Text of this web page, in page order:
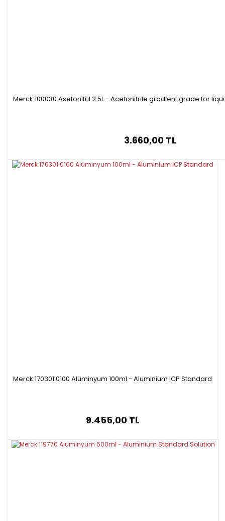
Merck 100030 Asetonitril 2.5L - Acetonitrile gradient grade for
3.660,00 TL
Merck 170301.0100 Alüminyum 100ml - Aluminium ICP Standard
9.455,00 TL